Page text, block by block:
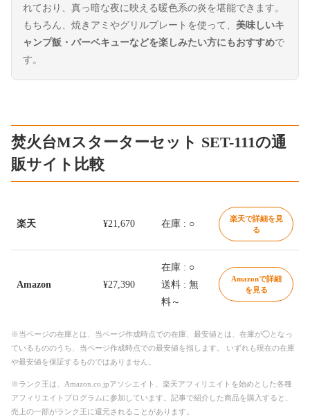
れており、真っ暗な夜に映える暖色系の炎を堪能できます。
もちろん、焼きアミやグリルプレートを使って、 美味しいキ
ャンプ飯・バーベキューなどを楽しみたい方にもおすすめで
す。
焚火台Mスターターセット SET-111の通
販サイト比較
楽天 ¥21,670 在庫 : ○
楽天で詳細を見
る
Amazon ¥27,390
在庫 : ○
送料 : 無
料～
Amazonで詳細
を見る
※当ページの在庫とは、当ページ作成時点での在庫、最安値とは、在庫が◯となっ
ているもののうち、当ページ作成時点での最安値を指します。 いずれも現在の在庫
や最安値を保証するものではありません。
※ランク王は、Amazon.co.jpアソシエイト、楽天アフィリエイトを始めとした各種
アフィリエイトプログラムに参加しています。記事で紹介した商品を購入すると、
売上の一部がランク王に還元されることがあります。